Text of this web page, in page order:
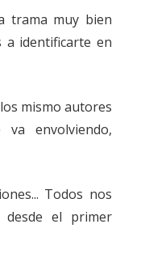
trama muy bien
a identificarte en
mismo autores
envolviendo,
Todos nos
desde el primer